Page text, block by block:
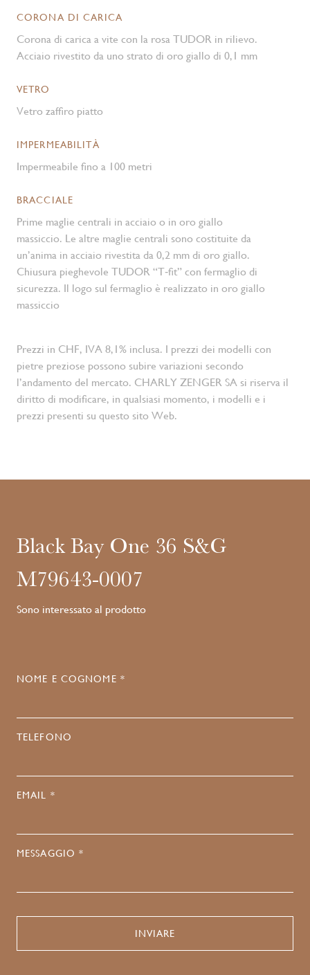
CORONA DI CARICA
Corona di carica a vite con la rosa TUDOR in rilievo.
Acciaio rivestito da uno strato di oro giallo di 0,1 mm
VETRO
Vetro zaffiro piatto
IMPERMEABILITÀ
Impermeabile fino a 100 metri
BRACCIALE
Prime maglie centrali in acciaio o in oro giallo
massiccio. Le altre maglie centrali sono costituite da
un’anima in acciaio rivestita da 0,2 mm di oro giallo.
Chiusura pieghevole TUDOR “T‑fit” con fermaglio di
sicurezza. Il logo sul fermaglio è realizzato in oro giallo
massiccio
Prezzi in CHF, IVA 8,1% inclusa. I prezzi dei modelli con
pietre preziose possono subire variazioni secondo
l’andamento del mercato. CHARLY ZENGER SA si riserva il
diritto di modificare, in qualsiasi momento, i modelli e i
prezzi presenti su questo sito Web.
Black Bay One 36 S&G
M79643-0007
Sono interessato al prodotto
NOME E COGNOME *
TELEFONO
EMAIL *
MESSAGGIO *